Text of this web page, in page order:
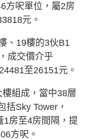
方呎單位，屬2房
元。
、19樓的3伙B1
成交價介乎
至26151元。
組成，當中38層
括Sky Tower，
1房至4房間隔，提
方呎。